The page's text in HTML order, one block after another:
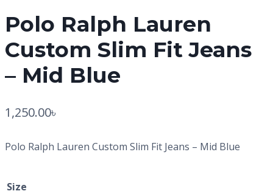
Polo Ralph Lauren
Custom Slim Fit Jeans
– Mid Blue
1,250.00৳
Polo Ralph Lauren Custom Slim Fit Jeans – Mid Blue
Size